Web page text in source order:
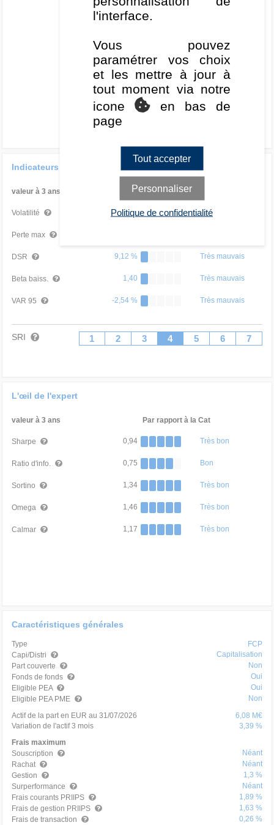
0 10 20 30
Volatilité annualisée 3 ans (%)
Indicateurs de risque
valeur à 3 ans Par rapport à la Cat
Volatilité 13,11 % Très mauvais
Perte max
DSR 9,12 % Très mauvais
Beta baiss. 1,40 Très mauvais
VAR 95 -2,54 % Très mauvais
SRI 1 2 3 4 5 6 7
L'œil de l'expert
valeur à 3 ans Par rapport à la Cat
Sharpe 0,94 Très bon
Ratio d'info. 0,75 Bon
Sortino 1,34 Très bon
Omega 1,46 Très bon
Calmar 1,17 Très bon
Caractéristiques générales
Type
FCP
Capi/Distri
Capitalisation
Part couverte
Non
Fonds de fonds
Oui
Eligible PEA
Oui
Eligible PEA PME
Non
Actif de la part en EUR au 31/07/2026
6,08 M€
Variation de l'actif 3 mois
3,39 %
Frais maximum
Souscription
Néant
Rachat
Néant
Gestion
1,3 %
Surperformance
Néant
Frais courants PRIIPS
1,89 %
Frais de gestion PRIIPS
1,63 %
Frais de transaction
0,26 %
l'interface.
Vous pouvez
paramétrer vos choix
et les mettre à jour à
tout moment via notre
icone
en bas de
page
Tout accepter
Personnaliser
Politique de confidentialité